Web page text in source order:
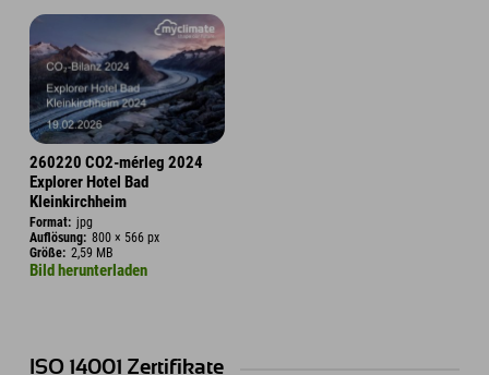
260220 CO2-mérleg 2024
Explorer Hotel Bad
Kleinkirchheim
Format: jpg
Auflösung: 800 × 566 px
Größe: 2,59 MB
Bild herunterladen
ISO 14001 Zertifikate